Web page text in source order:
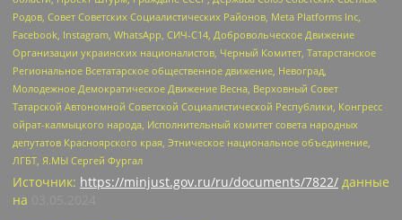
Родов, Совет Советских Социалистических Районов, Meta Platforms Inc,
Facebook, Instagram, WhatsApp, СИЧ-С14, Добровольческое Движение
Организации украинских националистов, Черный Комитет, Татарстанское
Региональное Всетатарское общественное движение, Невоград,
Молодежное Демократическое Движение Весна, Верховный Совет
Татарской Автономной Советской Социалистической Республики, Конгресс
ойрат-калмыцкого народа, Исполнительный комитет совета народных
депутатов Красноярского края, Этническое национальное объединение,
ЛГБТ, Я.МЫ Сергей Фургал
Источник: https://minjust.gov.ru/ru/documents/7822/ данные
на